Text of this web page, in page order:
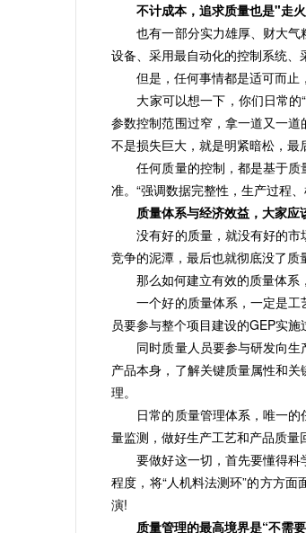
不计成本，追求质量也是"走
也有一部分实力雄厚、财大气
设备、采用最自动化的控制系统
但是，任何事情都是适可而止
大家可以想一下，你们日常的“
参数控制范围过窄，拿一道又一
不是损失巨大，就是明紧暗松，最
任何质量的控制，都是基于质
准。“强调数据完整性，生产过程
质量体系与经济效益，大家应
没有好的质量，就没有好的市
竞争的泥潭，最后也就彻底没了
那么如何建立有效的质量体系
一个好的质量体系，一定是工
员要参与整个项目建设的GEP实
同时质量人员要参与研发向生
产品本身，了解关键质量属性和
理。
日常的质量管理体系，唯一的
量监测，做好生产工艺和产品质
要做好这一切，首先要懂得科
程度，将“人机料法测环”的方方面
演!
质量管理的最高境界是“不需